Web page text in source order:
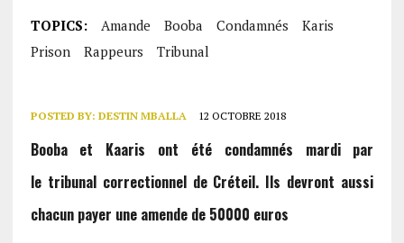
TOPICS: Amande Booba Condamnés
Karis
Prison
Rappeurs Tribunal
POSTED BY: DESTIN MBALLA 12 OCTOBRE 2018
Booba et Kaaris ont été condamnés mardi par
le tribunal correctionnel de Créteil. Ils devront aussi
chacun payer une amende de 50000 euros